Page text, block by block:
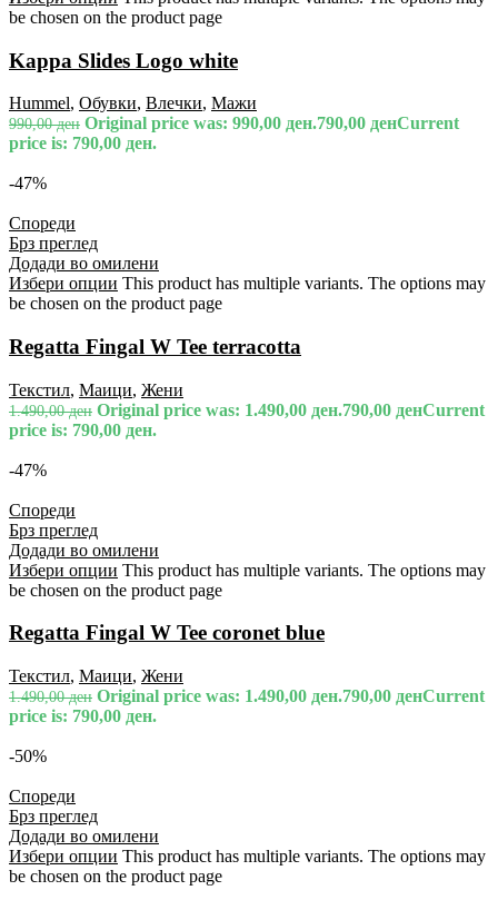
be chosen on the product page
Kappa Slides Logo white
Hummel, Обувки, Влечки, Мажи
990,00ден Original price was: 990,00 ден.790,00 денCurrent
price is: 790,00 ден.
-47%
Спореди
Брз преглед
Додади во омилени
Избери опции This product has multiple variants. The options may
be chosen on the product page
Regatta Fingal W Tee terracotta
Текстил, Маици, Жени
1.490,00ден Original price was: 1.490,00 ден.790,00 денCurrent
price is: 790,00 ден.
-47%
Спореди
Брз преглед
Додади во омилени
Избери опции This product has multiple variants. The options may
be chosen on the product page
Regatta Fingal W Tee coronet blue
Текстил, Маици, Жени
1.490,00ден Original price was: 1.490,00 ден.790,00 денCurrent
price is: 790,00 ден.
-50%
Спореди
Брз преглед
Додади во омилени
Избери опции This product has multiple variants. The options may
be chosen on the product page